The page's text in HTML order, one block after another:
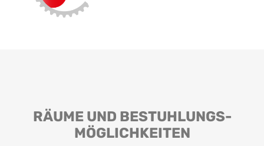
RÄUME UND BESTUHLUNGS­
MÖGLICHKEITEN